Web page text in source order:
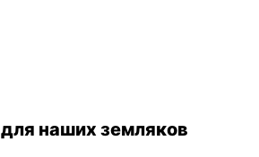
для наших земляков